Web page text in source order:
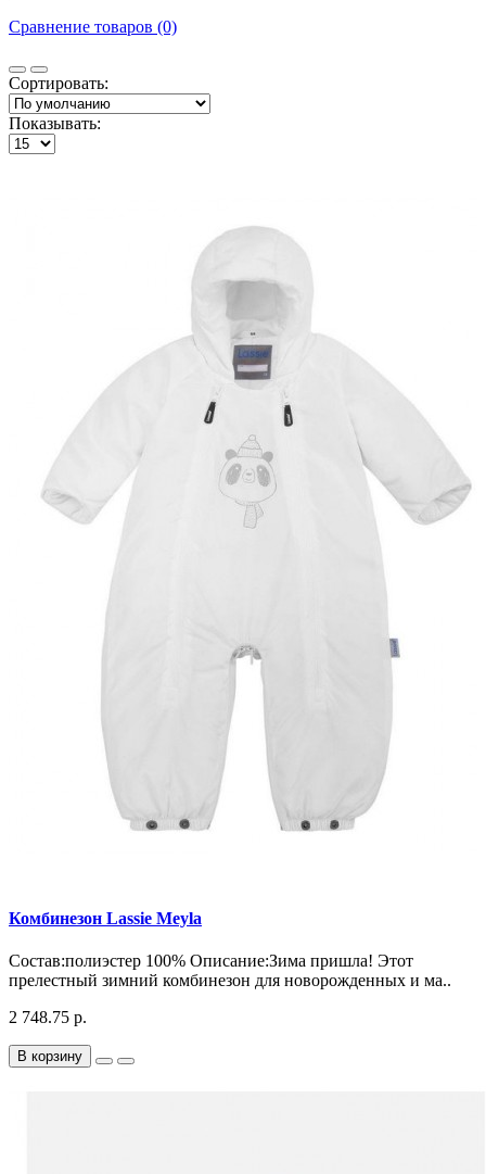
Сравнение товаров (0)
Сортировать:
Показывать:
Комбинезон Lassie Meyla
Состав:полиэстер 100% Описание:Зима пришла! Этот
прелестный зимний комбинезон для новорожденных и ма..
2 748.75 р.
В корзину